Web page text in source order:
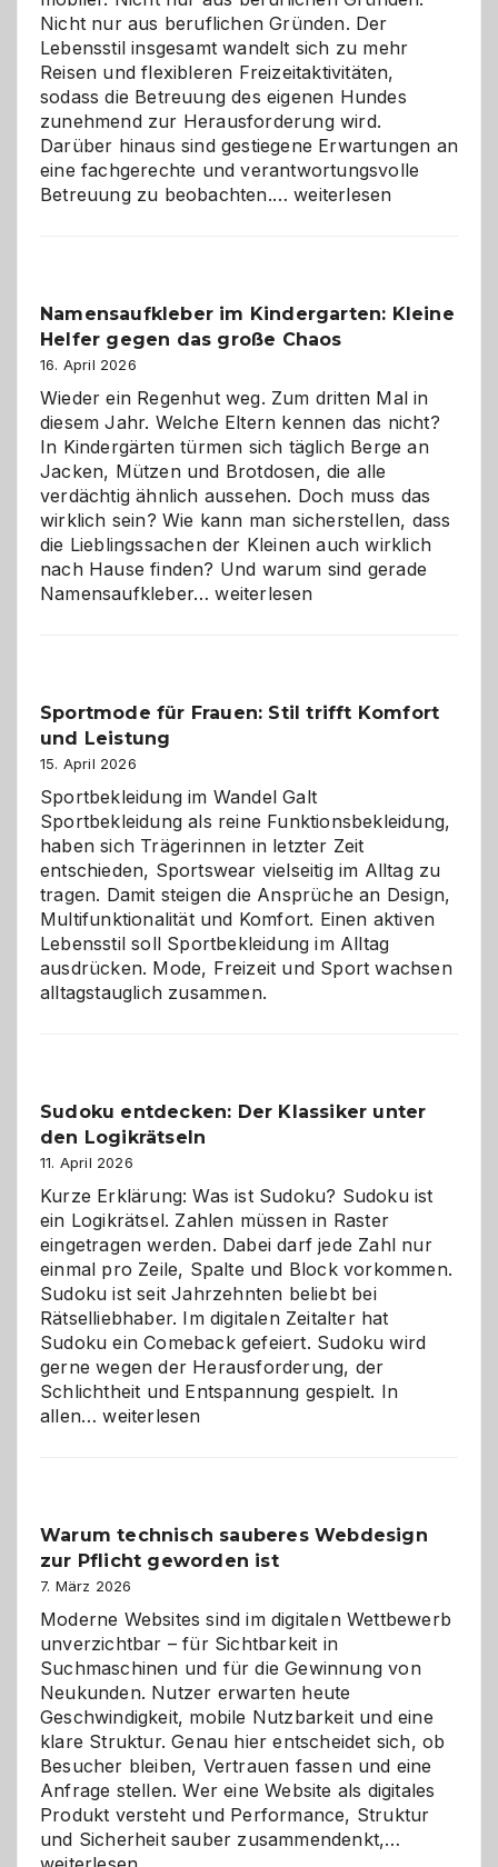
Nicht nur aus beruflichen Gründen. Der
Lebensstil insgesamt wandelt sich zu mehr
Reisen und flexibleren Freizeitaktivitäten,
sodass die Betreuung des eigenen Hundes
zunehmend zur Herausforderung wird.
Darüber hinaus sind gestiegene Erwartungen an
eine fachgerechte und verantwortungsvolle
Betreuung zu beobachten.…Betreuung
ist
eine
Wahl?
weiterlesen
Namensaufkleber im Kindergarten: Kleine
Helfer gegen das große Chaos
16. April 2026
Wieder ein Regenhut weg. Zum dritten Mal in
diesem Jahr. Welche Eltern kennen das nicht?
In Kindergärten türmen sich täglich Berge an
Jacken, Mützen und Brotdosen, die alle
verdächtig ähnlich aussehen. Doch muss das
wirklich sein? Wie kann man sicherstellen, dass
die Lieblingssachen der Kleinen auch wirklich
nach Hause finden? Und warum sind gerade
Namensaufkleber…Namensaufkleber
gegen
Chaos
weiterlesen
Sportmode für Frauen: Stil trifft Komfort
und Leistung
15. April 2026
Sportbekleidung im Wandel Galt
Sportbekleidung als reine Funktionsbekleidung,
haben sich Trägerinnen in letzter Zeit
entschieden, Sportswear vielseitig im Alltag zu
tragen. Damit steigen die Ansprüche an Design,
Multifunktionalität und Komfort. Einen aktiven
Lebensstil soll Sportbekleidung im Alltag
ausdrücken. Mode, Freizeit und Sport wachsen
alltagstauglich zusammen.
Sudoku entdecken: Der Klassiker unter
den Logikrätseln
11. April 2026
Kurze Erklärung: Was ist Sudoku? Sudoku ist
ein Logikrätsel. Zahlen müssen in Raster
eingetragen werden. Dabei darf jede Zahl nur
einmal pro Zeile, Spalte und Block vorkommen.
Sudoku ist seit Jahrzehnten beliebt bei
Rätselliebhaber. Im digitalen Zeitalter hat
Sudoku ein Comeback gefeiert. Sudoku wird
gerne wegen der Herausforderung, der
Schlichtheit und Entspannung gespielt. In
allen…Sudoku
den
Logikrätseln
weiterlesen
Warum technisch sauberes Webdesign
zur Pflicht geworden ist
7. März 2026
Moderne Websites sind im digitalen Wettbewerb
unverzichtbar – für Sichtbarkeit in
Suchmaschinen und für die Gewinnung von
Neukunden. Nutzer erwarten heute
Geschwindigkeit, mobile Nutzbarkeit und eine
klare Struktur. Genau hier entscheidet sich, ob
Besucher bleiben, Vertrauen fassen und eine
Anfrage stellen. Wer eine Website als digitales
Produkt versteht und Performance, Struktur
und Sicherheit sauber zusammendenkt,…